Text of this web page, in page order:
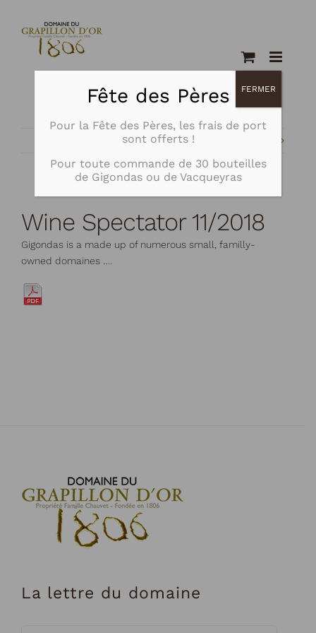
contenu
Précédent
Wine Spectator 11/2018
Gigondas is a made up of numerous small, familly-
owned domaines ….
La lettre du domaine
Fête des Pères
Pour la Fête des Pères, les frais de port
sont offerts !
Pour toute commande de 30 bouteilles
de Gigondas ou de Vacqueyras
FERMER